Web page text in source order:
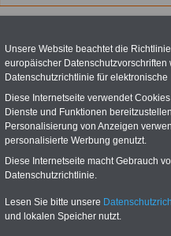
Kliniken
BEHÖRDEN-ABO
mit 3 Ratgebern
25,00 Euro: Wissenswertes für
und Beamte, Beamten-
(Bund/Länder) sowie Beihilferecht in
Ländern. Alle drei Ratgeber sind
Sachverhalte verständlich (auch für
Mitarbeiterinnen und Mitarbeiter
öffentlichen Dienstes im Land
Unsere Website beachtet die
europäischer
Datenschutzrichtlinie für
Diese Internetseite verwendet
Dienste und Funktionen
Personalisierung von Anzeigen
personalisierte Werbung genutzt.
Diese Internetseite macht Gebrauch
Datenschutzrichtlinie.
Lesen Sie bitte unsere
und lokalen Speicher nutzt.